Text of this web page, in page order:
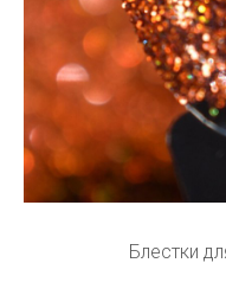
Блестки